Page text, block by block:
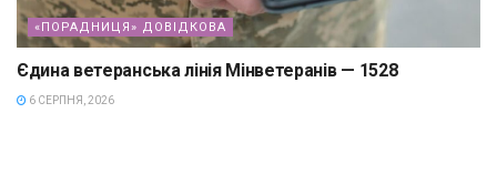
«ПОРАДНИЦЯ» ДОВІДКОВА
Єдина ветеранська лінія Мінветеранів — 1528
6 СЕРПНЯ, 2026